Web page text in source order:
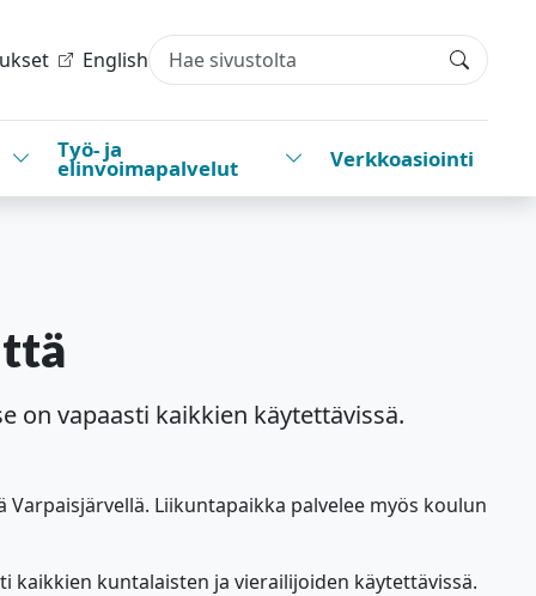
English Haku
Vaihda alasvetovalikkoa
Työ- ja
elinvoimapalvelut Vaihda alasvetovalikkoa
Verkkoasiointi
on vapaasti kaikkien käytettävissä.
Liikuntapaikka palvelee myös koulun
kaikkien kuntalaisten ja vierailijoiden käytettävissä.